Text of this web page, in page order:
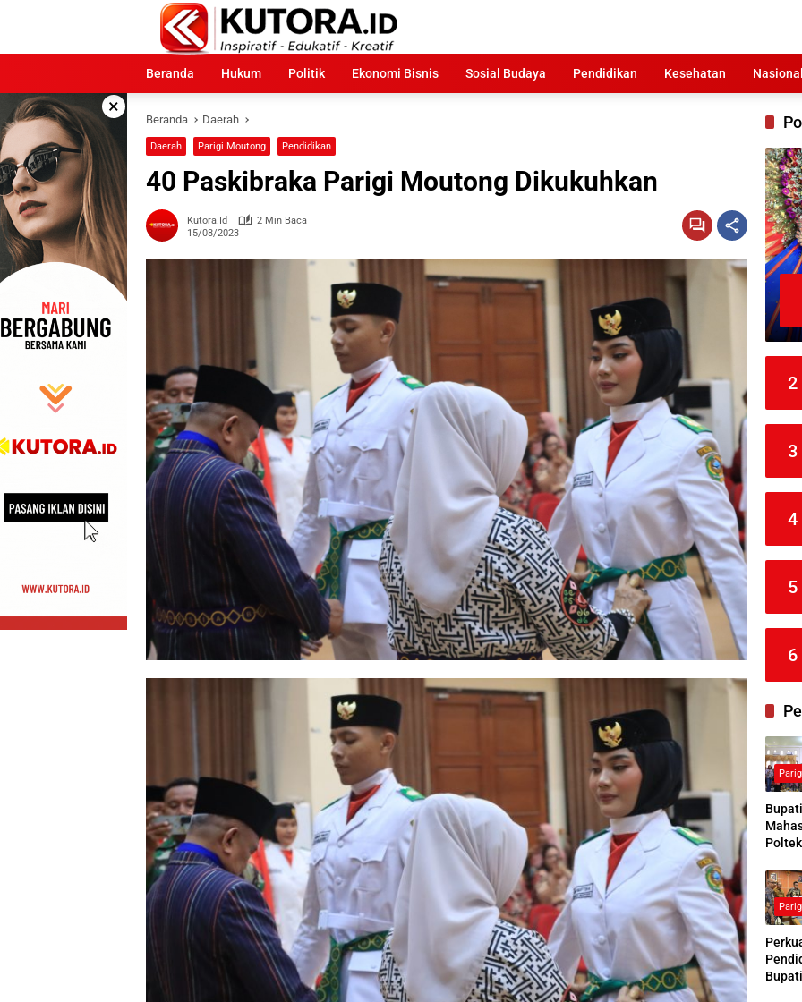
Beranda
Hukum Politik Ekonomi Bisnis Sosial Budaya Pendidikan Kesehatan Nasional
×
Beranda Daerah
Daerah Parigi Moutong Pendidikan
40 Paskibraka Parigi Moutong Dikukuhkan
Kutora.id
2 Min Baca
15/08/2023
2
3
4
5
6
Sosial